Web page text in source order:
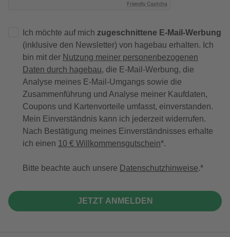
Friendly Captcha
Ich möchte auf mich zugeschnittene E-Mail-Werbung
(inklusive den Newsletter) von hagebau erhalten. Ich
bin mit der Nutzung meiner personenbezogenen
Daten durch hagebau, die E-Mail-Werbung, die
Analyse meines E-Mail-Umgangs sowie die
Zusammenführung und Analyse meiner Kaufdaten,
Coupons und Kartenvorteile umfasst, einverstanden.
Mein Einverständnis kann ich jederzeit widerrufen.
Nach Bestätigung meines Einverständnisses erhalte
ich einen 10 € Willkommensgutschein*.
Bitte beachte auch unsere Datenschutzhinweise.
JETZT ANMELDEN